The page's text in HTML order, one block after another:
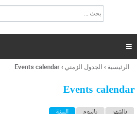
ت
ر
ل
ح
ب

أنت
هنا
الرئيسية › الجدول الزمني ›
Events calendar
Events calendar